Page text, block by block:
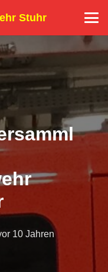
Stuhr
10 Jahren